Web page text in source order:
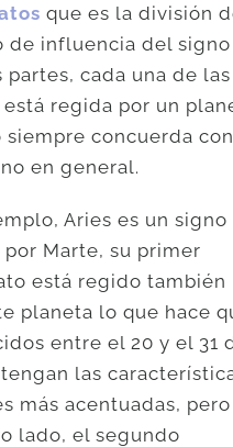
que es la división
de influencia del signo
partes, cada una de las
regida por un
siempre concuerda
en general.
Aries es un signo
Marte, su primer
está regido también
planeta lo que hace
entre el 20 y el 31
las
más acentuadas, pero
lado, el segundo